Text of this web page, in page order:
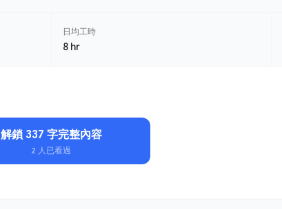
日均工時
8 hr
解鎖 337 字完整內容
2 人已看過